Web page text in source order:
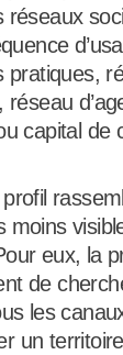
réseaux
pratiques,
réseau
capital de
moins
eux, la
de
les
un